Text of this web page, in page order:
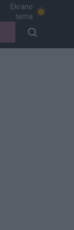
Ekrano
tema